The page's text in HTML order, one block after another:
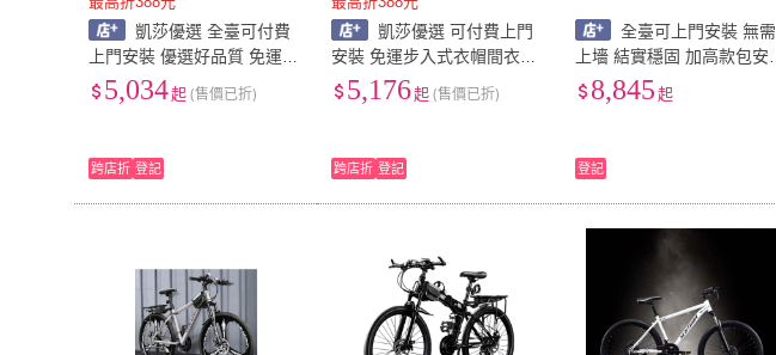
凱莎優選 全臺可付費
上門安裝 優選好品質 免運到
府開放式衣櫃金屬框架自製
衣帽間組閤衣帽架置物架落
5,034起 (售價已折)
跨店折 登記
凱莎優選 可付費上門
安裝 免運步入式衣帽間衣帽
架開放式轉角置物架落地自
製收納架子臥室掛衣架 QAE
5,176起 (售價已折)
跨店折 登記
全臺可上門安裝 無需
上墻 結實穩固 加高款包安裝
開放式衣帽間組裝落地掛衣
架步入式金屬貨架衣櫃優選
8,845 起
登記